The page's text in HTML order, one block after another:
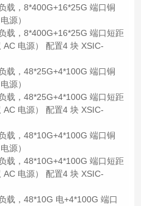
载，8*400G+16*25G 端口铜
源）
载，8*400G+16*25G 端口短距
AC 电源） 配置4 块 XSIC-
载，48*25G+4*100G 端口铜
源）
载，48*25G+4*100G 端口短距
AC 电源） 配置4 块 XSIC-
载，48*10G+4*100G 端口铜
源）
载，48*10G+4*100G 端口短距
AC 电源） 配置4 块 XSIC-
载，48*10G 电+4*100G 端口